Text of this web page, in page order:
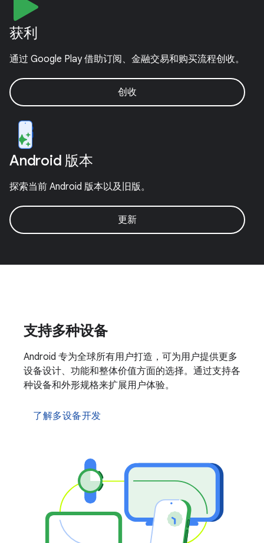
获利
通过 Google Play 借助订阅、金融交易和购买流程创收。
创收
Android 版本
探索当前 Android 版本以及旧版。
更新
支持多种设备
Android 专为全球所有用户打造，可为用户提供更多
设备设计、功能和整体价值方面的选择。通过支持各
种设备和外形规格来扩展用户体验。
了解多设备开发